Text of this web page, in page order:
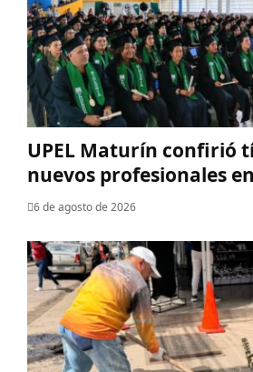
UPEL Maturín confirió
nuevos profesionales
6 de agosto de 2026